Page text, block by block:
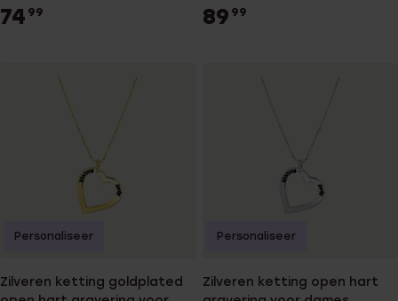
dames
74 99 89 99
Zilveren ketting goldplated
Personaliseer
Zilveren ketting open hart
Personaliseer